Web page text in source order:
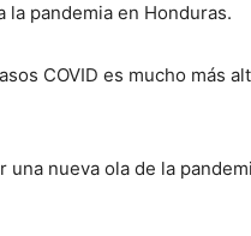
pandemia en Honduras.
COVID es mucho más
nueva ola de la